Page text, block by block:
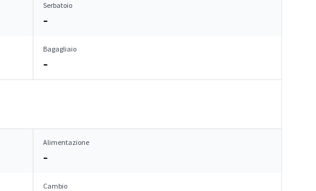
Serbatoio
–
Bagagliaio
–
Alimentazione
–
Cambio